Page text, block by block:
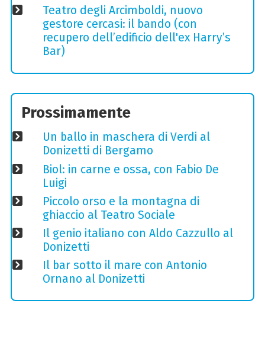
Teatro degli Arcimboldi, nuovo
gestore cercasi: il bando (con
recupero dell’edificio dell'ex Harry’s
Bar)
Prossimamente
Un ballo in maschera di Verdi al
Donizetti di Bergamo
Biol: in carne e ossa, con Fabio De
Luigi
Piccolo orso e la montagna di
ghiaccio al Teatro Sociale
Il genio italiano con Aldo Cazzullo al
Donizetti
Il bar sotto il mare con Antonio
Ornano al Donizetti